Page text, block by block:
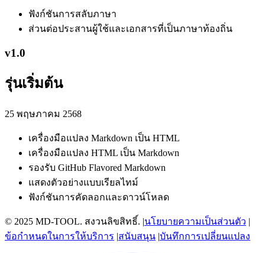
ฟังก์ชันการสลับภาษา
ส่วนต่อประสานผู้ใช้และเอกสารที่เป็นภาษาท้องถิ่น
v1.0
รุ่นเริ่มต้น
25 พฤษภาคม 2568
เครื่องมือแปลง Markdown เป็น HTML
เครื่องมือแปลง HTML เป็น Markdown
รองรับ GitHub Flavored Markdown
แสดงตัวอย่างแบบเรียลไทม์
ฟังก์ชันการคัดลอกและดาวน์โหลด
© 2025 MD-TOOL. สงวนลิขสิทธิ์. |นโยบายความเป็นส่วนตัว |
ข้อกำหนดในการให้บริการ |สนับสนุน |บันทึกการเปลี่ยนแปลง